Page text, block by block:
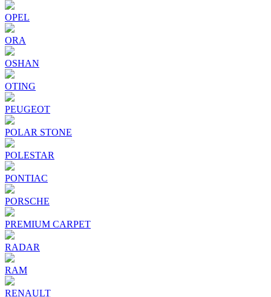
OPEL
ORA
OSHAN
OTING
PEUGEOT
POLAR STONE
POLESTAR
PONTIAC
PORSCHE
PREMIUM CARPET
RADAR
RAM
RENAULT